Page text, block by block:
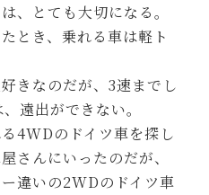
、とても大切になる。
とき、乗れる車は軽ト
きなのだが、3速までし
遠出ができない。
4WDのドイツ車を探し
さんにいったのだが、
違いの2WDのドイツ車